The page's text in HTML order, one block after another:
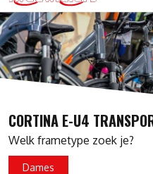
CORTINA E-U4
Welk frametype zoek je?
Dames